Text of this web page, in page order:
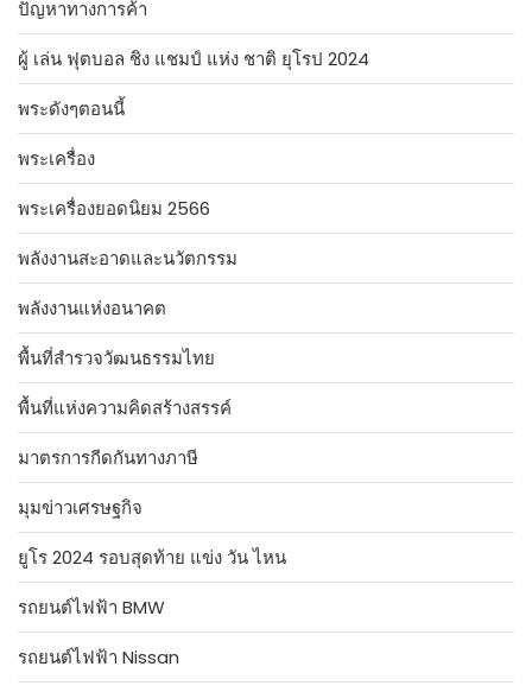
ปัญหาทางการค้า
ผู้ เล่น ฟุตบอล ชิง แชมป์ แห่ง ชาติ ยุโรป 2024
พระดังๆตอนนี้
พระเครื่อง
พระเครื่องยอดนิยม 2566
พลังงานสะอาดและนวัตกรรม
พลังงานแห่งอนาคต
พื้นที่สำรวจวัฒนธรรมไทย
พื้นที่แห่งความคิดสร้างสรรค์
มาตรการกีดกันทางภาษี
มุมข่าวเศรษฐกิจ
ยูโร 2024 รอบสุดท้าย แข่ง วัน ไหน
รถยนต์ไฟฟ้า BMW
รถยนต์ไฟฟ้า Nissan